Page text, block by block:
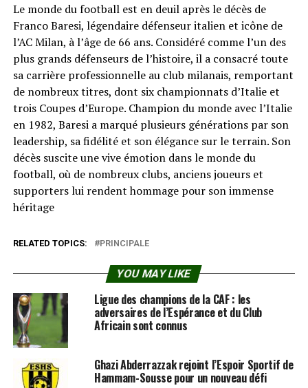
Le monde du football est en deuil après le décès de
Franco Baresi, légendaire défenseur italien et icône de
l’AC Milan, à l’âge de 66 ans. Considéré comme l’un des
plus grands défenseurs de l’histoire, il a consacré toute
sa carrière professionnelle au club milanais, remportant
de nombreux titres, dont six championnats d’Italie et
trois Coupes d’Europe. Champion du monde avec l’Italie
en 1982, Baresi a marqué plusieurs générations par son
leadership, sa fidélité et son élégance sur le terrain. Son
décès suscite une vive émotion dans le monde du
football, où de nombreux clubs, anciens joueurs et
supporters lui rendent hommage pour son immense
héritage
RELATED TOPICS: PRINCIPALE
YOU MAY LIKE
Ligue des champions de la CAF : les
adversaires de l’Espérance et du Club
Africain sont connus
Ghazi Abderrazzak rejoint l’Espoir Sportif de
Hammam-Sousse pour un nouveau défi